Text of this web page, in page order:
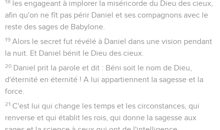
18 les engageant à implorer la miséricorde du Dieu des cieux,
afin qu'on ne fît pas périr Daniel et ses compagnons avec le
reste des sages de Babylone.
19 Alors le secret fut révélé à Daniel dans une vision pendant
la nuit. Et Daniel bénit le Dieu des cieux.
20 Daniel prit la parole et dit : Béni soit le nom de Dieu,
d'éternité en éternité ! A lui appartiennent la sagesse et la
force.
21 C'est lui qui change les temps et les circonstances, qui
renverse et qui établit les rois, qui donne la sagesse aux